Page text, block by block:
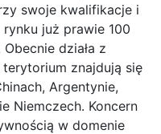
swoje kwalifikacje i
już prawie 100
działa z
znajdują się
Argentynie,
Niemczech. Koncern
w domenie